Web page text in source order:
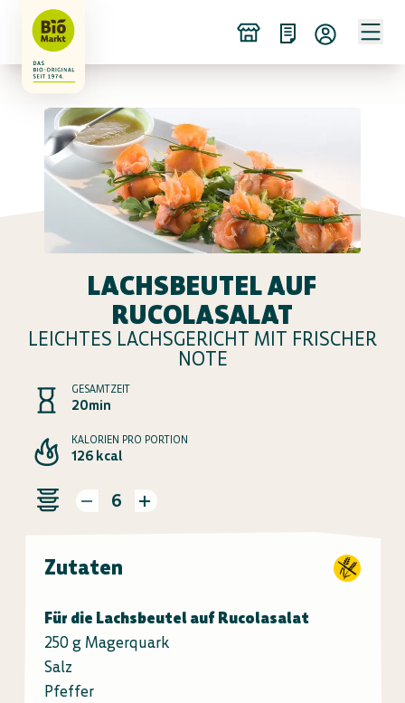
LACHSBEUTEL AUF
RUCOLASALAT
LEICHTES LACHSGERICHT MIT FRISCHER
NOTE
GESAMTZEIT
20min
KALORIEN PRO PORTION
126 kcal
6
Zutaten
Für die Lachsbeutel auf Rucolasalat
250 g Magerquark
Salz
Pfeffer